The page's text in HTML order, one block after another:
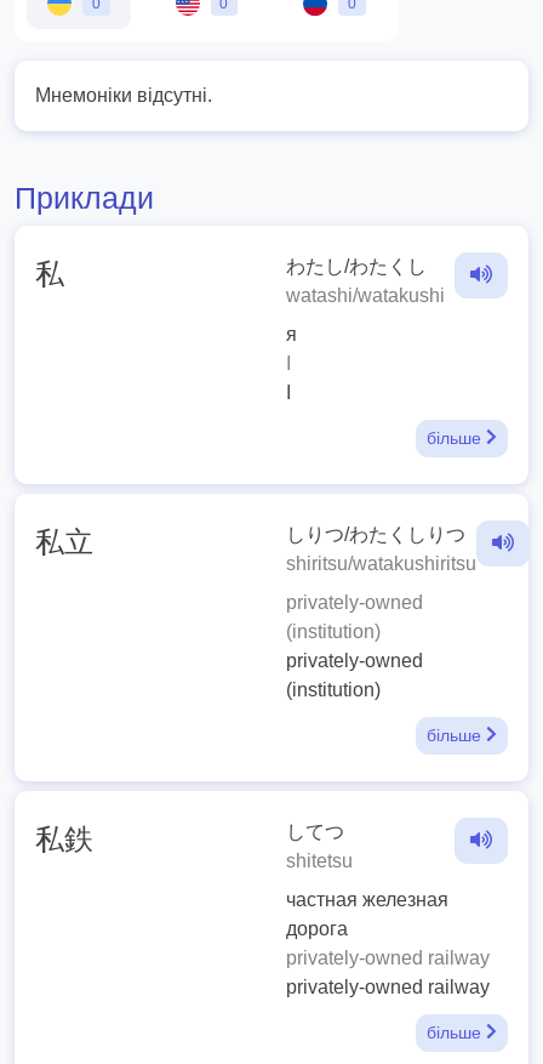
Мнемоніки відсутні.
Приклади
私
わたし/わたくし
watashi/watakushi
я
більше
私立
しりつ/わたくしりつ
shiritsu/watakushiritsu
privately-owned
(institution)
privately-owned
(institution)
більше
私鉄
してつ
shitetsu
частная железная
дорога
privately-owned railway
privately-owned railway
більше